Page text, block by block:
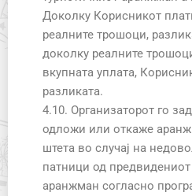
Доколку Корисникот
реалните трошоци,
доколку реалните
вкупната уплата,
разликата.
4.10. Организаторот го
одложи или откаже
штета во случај на
патници од
аранжман согласно